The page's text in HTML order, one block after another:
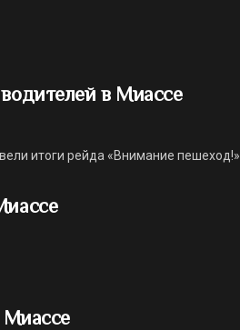
в Миассе
итоги рейда «Внимание пешеход!».
Миассе